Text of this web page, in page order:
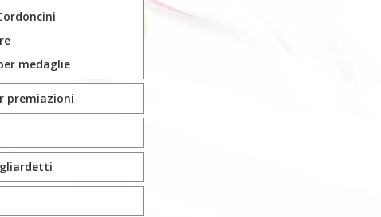
medaglie
premiazioni